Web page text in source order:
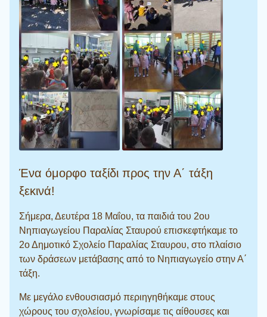
Ένα όμορφο ταξίδι προς την Α΄ τάξη
ξεκινά!
Σήμερα, Δευτέρα 18 Μαΐου, τα παιδιά του 2ου
Νηπιαγωγείου Παραλίας Σταυρού επισκεφτήκαμε το
2ο Δημοτικό Σχολείο Παραλίας Σταυρου, στο πλαίσιο
των δράσεων μετάβασης από το Νηπιαγωγείο στην Α΄
τάξη.
Με μεγάλο ενθουσιασμό περιηγηθήκαμε στους
χώρους του σχολείου, γνωρίσαμε τις αίθουσες και